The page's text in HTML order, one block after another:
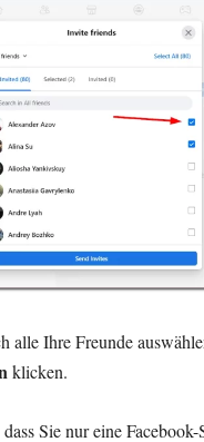
alle Ihre Freunde
klicken.
Sie nur eine Facebook-